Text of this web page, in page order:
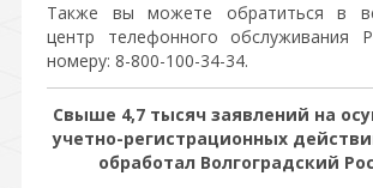
Также вы можете обратиться в
центр телефонного обслуживания
номеру: 8-800-100-34-34.
Свыше 4,7 тысяч заявлений на
учетно-регистрационных
обработал Волгоградский